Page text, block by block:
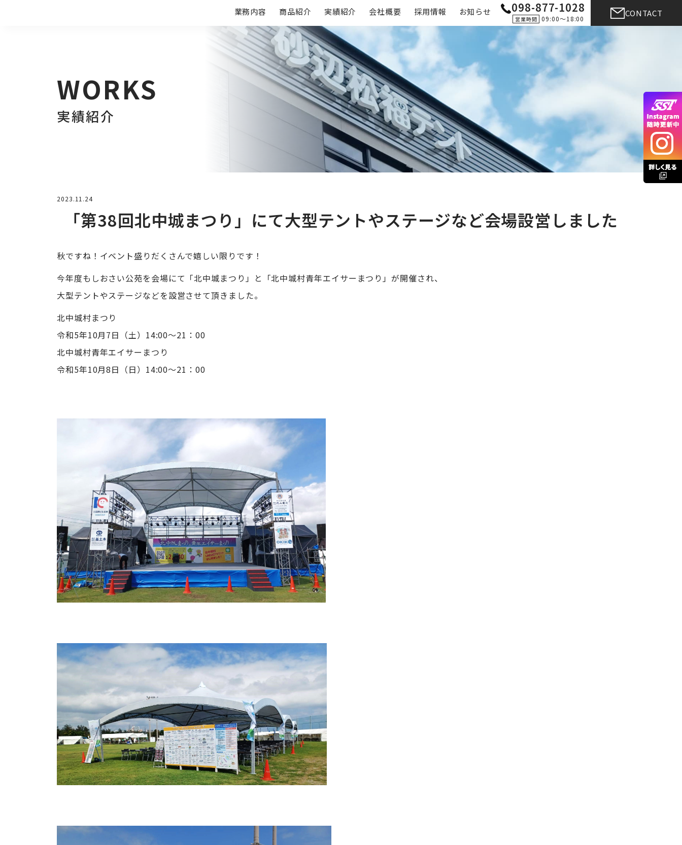
098-877-1028
営業時間 09:00〜18:00
業務内容 商品紹介 実績紹介 会社概要 採用情報 お知らせ CONTACT
WORKS
実績紹介
「第38回北中城まつり」にて大型テントやステージなど会場設営しました
2023.11.24
秋ですね！イベント盛りだくさんで嬉しい限りです！
今年度もしおさい公苑を会場にて「北中城まつり」と「北中城村青年エイサーまつり」が開催され、
大型テントやステージなどを設営させて頂きました。
北中城村まつり
令和5年10月7日（土）14:00～21：00
北中城村青年エイサーまつり
令和5年10月8日（日）14:00～21：00